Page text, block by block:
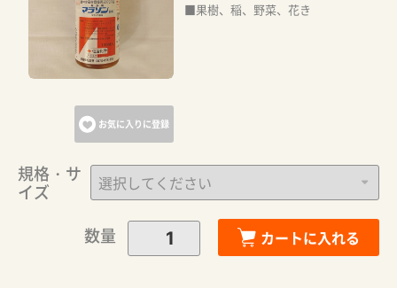
お気に入りに登録
■果樹、稲、野菜、花き
規格・サ
イズ
数量
カートに入れる